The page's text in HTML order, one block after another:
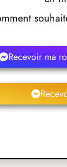
Recevoir ma